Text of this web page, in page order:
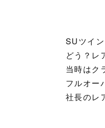
SUツイン
どう？レ
当時はク
フルオー
社長のレ